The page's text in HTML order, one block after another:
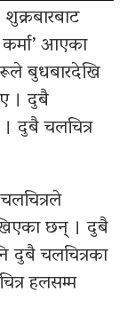
कर्मा’ आएका
बुधबारदेखि
। दुबै
दुबै चलचित्र
छन् । दुबै
दुबै चलचित्रका
हलसम्म